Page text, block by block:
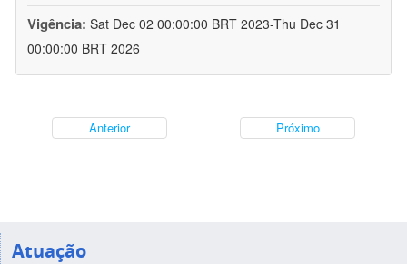
Vigência: Sat Dec 02 00:00:00 BRT 2023-Thu Dec 31
00:00:00 BRT 2026
Anterior Próximo
Atuação